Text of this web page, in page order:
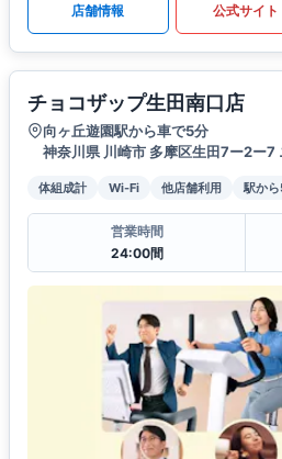
店舗情報 公式サイト
チョコザップ生田南口店
向ヶ丘遊園駅から車で5分
神奈川県 川崎市 多摩区生田7ー2ー7
体組成計 Wi-Fi 他店舗利用 駅か
営業時間
24:00間